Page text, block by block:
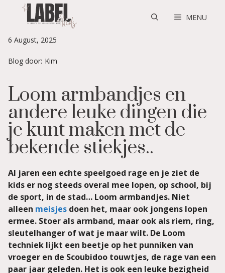
MENU
6 August, 2025
Blog door: Kim
Loom armbandjes en
andere leuke dingen die
je kunt maken met de
bekende stiekjes..
Al jaren een echte speelgoed rage en je ziet de
kids er nog steeds overal mee lopen, op school, bij
de sport, in de stad… Loom armbandjes. Niet
alleen meisjes doen het, maar ook jongens lopen
ermee. Stoer als armband, maar ook als riem, ring,
sleutelhanger of wat je maar wilt. De Loom
techniek lijkt een beetje op het punniken van
vroeger en de Scoubidoo touwtjes, de rage van een
paar jaar geleden. Het is ook een leuke bezigheid